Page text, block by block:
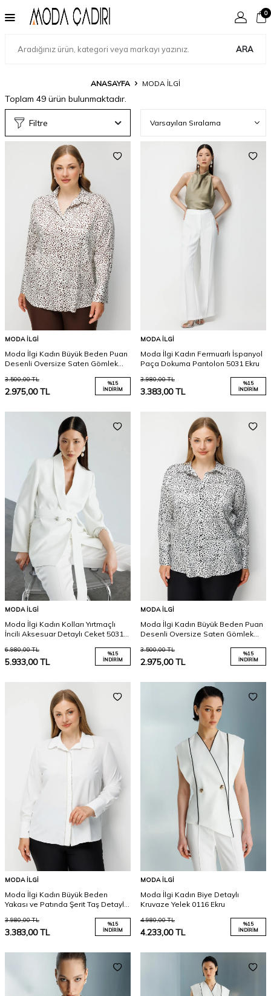
ARA
0
ANASAYFA MODA İLGI
Toplam 49 ürün bulunmaktadır.
Filtre
MODA İLGI
Moda İlgi Kadın Büyük Beden Puan
Desenli Oversize Saten Gömlek
3.500,00TL
2.975,00TL
%15
İNDIRIM
MODA İLGI
Moda İlgi Kadın Fermuarlı İspanyol
Paça Dokuma Pantolon 5031 Ekru
3.980,00TL
3.383,00TL
%15
İNDIRIM
MODA İLGI
Moda İlgi Kadın Kolları Yırtmaçlı
İncili Aksesuar Detaylı Ceket 5031
6.980,00TL
5.933,00TL
%15
İNDIRIM
MODA İLGI
Moda İlgi Kadın Büyük Beden Puan
Desenli Oversize Saten Gömlek
3.500,00TL
2.975,00TL
%15
İNDIRIM
MODA İLGI
Moda İlgi Kadın Büyük Beden
Yakası ve Patında Şerit Taş Detaylı
3.980,00TL
3.383,00TL
%15
İNDIRIM
MODA İLGI
Moda İlgi Kadın Biye Detaylı
Kruvaze Yelek 0116 Ekru
4.980,00TL
4.233,00TL
%15
İNDIRIM